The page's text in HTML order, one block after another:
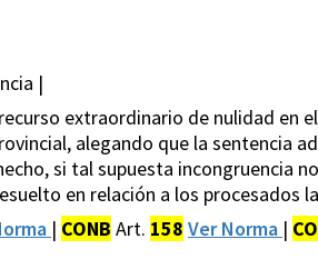
|
extraordinario de nulidad en
alegando que la sentencia
si tal supuesta incongruencia
en relación a los procesados
| CONB Art. 158 Ver Norma |